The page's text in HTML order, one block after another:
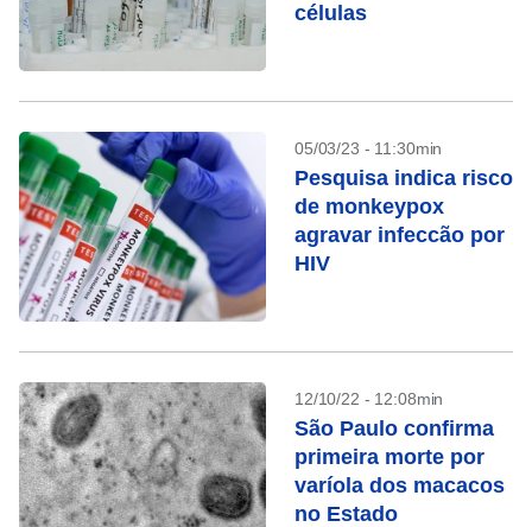
células
05/03/23 - 11:30min
Pesquisa indica risco
de monkeypox
agravar infeccão por
HIV
12/10/22 - 12:08min
São Paulo confirma
primeira morte por
varíola dos macacos
no Estado